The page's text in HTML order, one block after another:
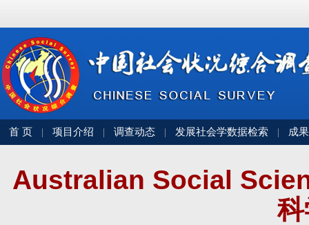
首 页 项目介绍 调查动态 发展社会学数据检索 成
Australian Social